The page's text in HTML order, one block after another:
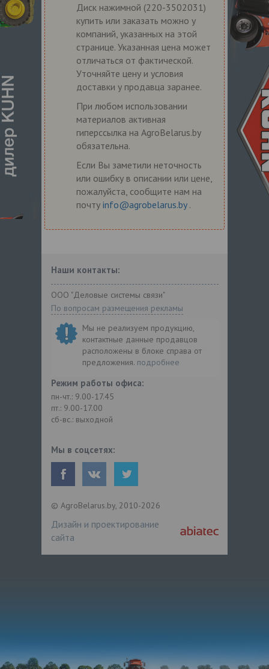
Диск нажимной (220-3502031)
купить или заказать можно у
компаний, указанных на этой
странице. Указанная цена может
отличаться от фактической.
Уточняйте цену и условия
доставки у продавца заранее.
При любом использовании
материалов активная
гиперссылка на AgroBelarus.by
обязательна.
Если Вы заметили неточность
или ошибку в описании или цене,
пожалуйста, сообщите нам на
почту info@agrobelarus.by .
Наши контакты:
ООО "Деловые системы связи"
По вопросам размещения рекламы
Мы не реализуем продукцию,
контактные данные продавцов
расположены в блоке справа от
предложения. подробнее
Режим работы офиса:
пн-чт.: 9.00-17.45
пт.: 9.00-17.00
сб-вс.: выходной
Мы в соцсетях:
© AgroBelarus.by, 2010-2026
Дизайн и проектирование
сайта